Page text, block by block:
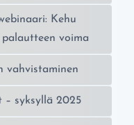
Kehu
voima
vahvistaminen
– syksyllä 2025